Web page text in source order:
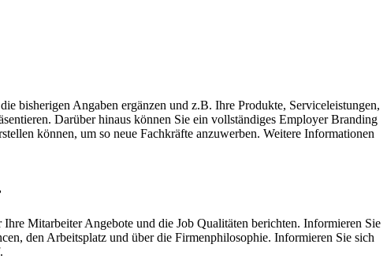
bisherigen Angaben ergänzen und z.B. Ihre Produkte, Serviceleistungen,
Darüber hinaus können Sie ein vollständiges Employer Branding
können, um so neue Fachkräfte anzuwerben. Weitere Informationen
Mitarbeiter Angebote und die Job Qualitäten berichten. Informieren Sie
den Arbeitsplatz und über die Firmenphilosophie. Informieren Sie sich